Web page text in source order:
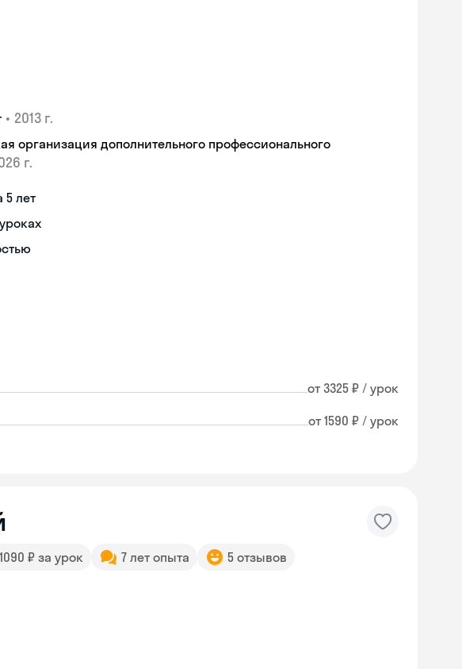
• 2013 г.
организация дополнительного профессионального
г.
5 лет
от 3325 ₽ / урок
от 1590 ₽ / урок
₽ за урок 7 лет опыта 5 отзывов